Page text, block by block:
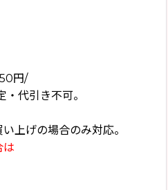
円/
代引き不可。
上げの場合のみ対応。
は